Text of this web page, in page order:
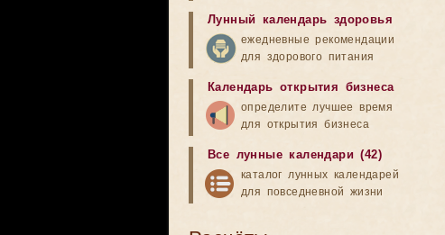
Лунный календарь здоровья
ежедневные рекомендации
для здорового питания
Календарь открытия бизнеса
определите лучшее время
для открытия бизнеса
Все лунные календари (42)
каталог лунных календарей
для повседневной жизни